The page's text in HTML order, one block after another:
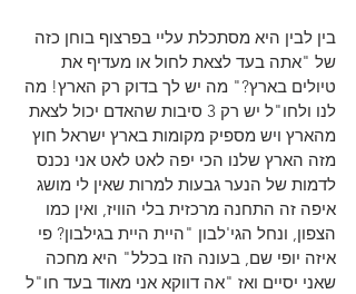
בין לבין היא מסתכלת עליי בפרצוף בוחן כזה
של "אתה בעד לצאת לחול או מעדיף את
טיולים בארץ?" מה יש לך בדוק רק הארץ! מה
לנו ולחו"ל יש רק 3 סיבות שהאדם יכול לצאת
מהארץ ויש מספיק מקומות בארץ ישראל חוץ
מזה הארץ שלנו הכי יפה לאט לאט אני נכנס
לדמות של הנער גבעות למרות שאין לי מושג
איפה זה התחנה מרכזית בלי הוויז, ואין כמו
הצפון, ונחל הגי'לבון "היית היית בגילבון? פי
איזה יופי שם, בעונה הזו בכלל" היא מחכה
שאני יסיים ואז "אה דווקא אני מאוד בעד חו"ל